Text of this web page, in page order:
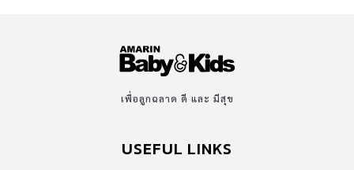
เพื่อลูกฉลาด ดี และ มีสุข
USEFUL LINKS